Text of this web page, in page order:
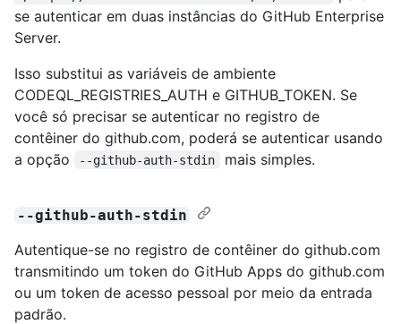
se autenticar em duas instâncias do GitHub Enterprise
Server.
Isso substitui as variáveis de ambiente
CODEQL_REGISTRIES_AUTH e GITHUB_TOKEN. Se
você só precisar se autenticar no registro de
contêiner do github.com, poderá se autenticar usando
a opção
--github-auth-stdin mais simples.
--github-auth-stdin
Autentique-se no registro de contêiner do github.com
transmitindo um token do GitHub Apps do github.com
ou um token de acesso pessoal por meio da entrada
padrão.